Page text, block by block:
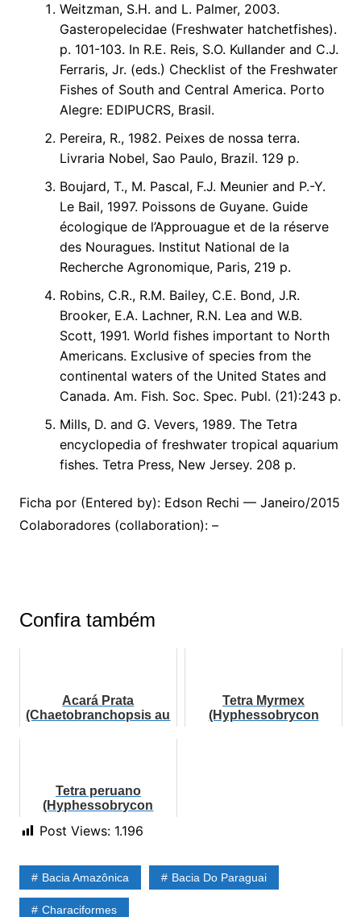
Weitzman, S.H. and L. Palmer, 2003.
Gasteropelecidae (Freshwater hatchetfishes).
p. 101-103. In R.E. Reis, S.O. Kullander and C.J.
Ferraris, Jr. (eds.) Checklist of the Freshwater
Fishes of South and Central America. Porto
Alegre: EDIPUCRS, Brasil.
Pereira, R., 1982. Peixes de nossa terra.
Livraria Nobel, Sao Paulo, Brazil. 129 p.
Boujard, T., M. Pascal, F.J. Meunier and P.-Y.
Le Bail, 1997. Poissons de Guyane. Guide
écologique de l’Approuague et de la réserve
des Nouragues. Institut National de la
Recherche Agronomique, Paris, 219 p.
Robins, C.R., R.M. Bailey, C.E. Bond, J.R.
Brooker, E.A. Lachner, R.N. Lea and W.B.
Scott, 1991. World fishes important to North
Americans. Exclusive of species from the
continental waters of the United States and
Canada. Am. Fish. Soc. Spec. Publ. (21):243 p.
Mills, D. and G. Vevers, 1989. The Tetra
encyclopedia of freshwater tropical aquarium
fishes. Tetra Press, New Jersey. 208 p.
Ficha por (Entered by): Edson Rechi — Janeiro/2015
Colaboradores (collaboration): –
Confira também
Acará Prata
(Chaetobranchopsis au
Tetra Myrmex
(Hyphessobrycon
Tetra peruano
(Hyphessobrycon
Post Views: 1.196
Bacia Amazônica Bacia Do Paraguai
Characiformes